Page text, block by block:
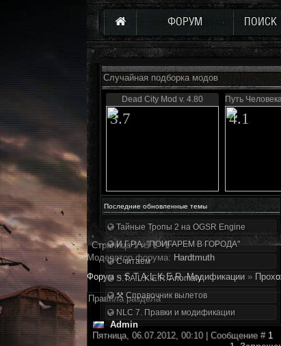
ФОРУМ ПОИСК
Случайная подборка модов
Dead City Mod v. 4.80
3.7
Путь
4.1
Последние обновленные темы
Тайные Тропы 2 на OGSR Engine
И.Г.Р.А. "ПОИГАРЕМ В ГОРОДА"
Считаем
S.T.A.L.K.E.R. Anomaly
⚒ Справочник вылетов
NLC 7. Правки и модификации
Страница1из1
1
Модератор форума: Hardtmuth
Форум » S.T.A.L.K.E.R. Модификации »
Правила раздела
Аdmin
Пятница, 06.07.2012, 00:10 | Сообщение # 1